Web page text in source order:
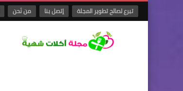
تبرع لصالح تطوير المجلة إتصل بنا من نَحن